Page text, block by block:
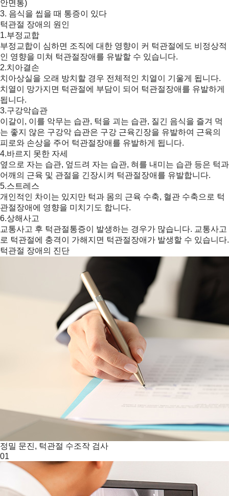
안면통)
3. 음식을 씹을 때 통증이 있다
턱관절 장애의 원인
1.부정교합
부정교합이 심하면 조직에 대한 영향이 커 턱관절에도 비정상적
인 영향을 미쳐 턱관절장애를 유발할 수 있습니다.
2.치아결손
치아상실을 오래 방치할 경우 전체적인 치열이 기울게 됩니다.
치열이 망가지면 턱관절에 부담이 되어 턱관절장애를 유발하게
됩니다.
3.구강악습관
이갈이, 이를 악무는 습관, 턱을 괴는 습관, 질긴 음식을 즐겨 먹
는 좋지 않은 구강악 습관은 구강 근육긴장을 유발하여 근육의
피로와 손상을 주어 턱관절장애를 유발하게 됩니다.
4.바르지 못한 자세
옆으로 자는 습관, 엎드려 자는 습관, 혀를 내미는 습관 등은 턱과
어깨의 근육 및 관절을 긴장시켜 턱관절장애를 유발합니다.
5.스트레스
개인적인 차이는 있지만 턱과 몸의 근육 수축, 혈관 수축으로 턱
관절장애에 영향을 미치기도 합니다.
6.상해사고
교통사고 후 턱관절통증이 발생하는 경우가 많습니다. 교통사고
로 턱관절에 충격이 가해지면 턱관절장애가 발생할 수 있습니다.
턱관절 장애의 진단
정밀 문진, 턱관절 수조작 검사
01